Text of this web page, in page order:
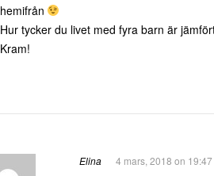
hemifrån
Hur tycker du livet med fyra barn är
Kram!
Elina 4 mars, 2018 on 19:47